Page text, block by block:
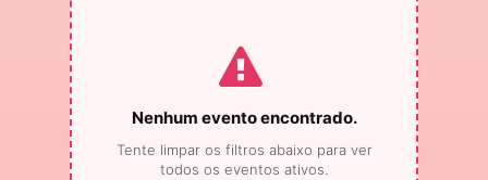
Nenhum evento encontrado.
Tente limpar os filtros abaixo para ver
todos os eventos ativos.